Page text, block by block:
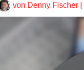
von Denny Fischer